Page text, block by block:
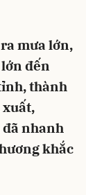
mưa lớn,
đến
thành
xuất,
nhanh
khắc